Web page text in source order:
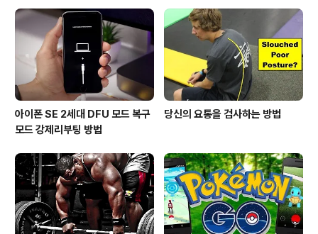
아이폰 SE 2세대 DFU 모드 복구
모드 강제리부팅 방법
당신의 요통을 검사하는 방법